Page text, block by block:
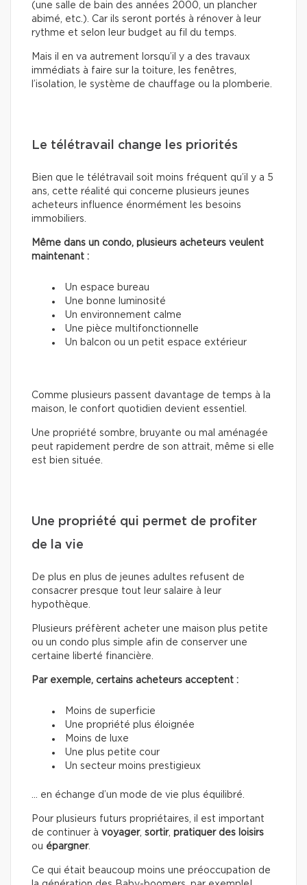
(une salle de bain des années 2000, un plancher
abimé, etc.). Car ils seront portés à rénover à leur
rythme et selon leur budget au fil du temps.
Mais il en va autrement lorsqu’il y a des travaux
immédiats à faire sur la toiture, les fenêtres,
l’isolation, le système de chauffage ou la plomberie.
Le télétravail change les priorités
Bien que le télétravail soit moins fréquent qu’il y a 5
ans, cette réalité qui concerne plusieurs jeunes
acheteurs influence énormément les besoins
immobiliers.
Même dans un condo, plusieurs acheteurs veulent
maintenant :
Un espace bureau
Une bonne luminosité
Un environnement calme
Une pièce multifonctionnelle
Un balcon ou un petit espace extérieur
Comme plusieurs passent davantage de temps à la
maison, le confort quotidien devient essentiel.
Une propriété sombre, bruyante ou mal aménagée
peut rapidement perdre de son attrait, même si elle
est bien située.
Une propriété qui permet de profiter
de la vie
De plus en plus de jeunes adultes refusent de
consacrer presque tout leur salaire à leur
hypothèque.
Plusieurs préfèrent acheter une maison plus petite
ou un condo plus simple afin de conserver une
certaine liberté financière.
Par exemple, certains acheteurs acceptent :
Moins de superficie
Une propriété plus éloignée
Moins de luxe
Une plus petite cour
Un secteur moins prestigieux
… en échange d’un mode de vie plus équilibré.
Pour plusieurs futurs propriétaires, il est important
de continuer à voyager, sortir, pratiquer des loisirs
ou épargner.
Ce qui était beaucoup moins une préoccupation de